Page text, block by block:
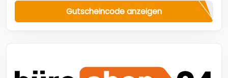
Gutscheincode anzeigen